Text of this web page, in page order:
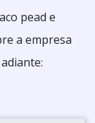
pead e
a empresa